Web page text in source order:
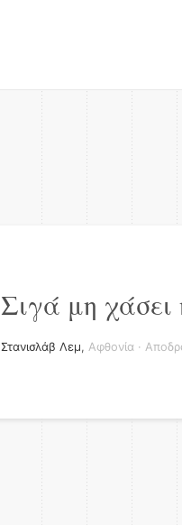
Σιγά μη χάσει
Στανισλάβ Λεμ, Αφθονία ·